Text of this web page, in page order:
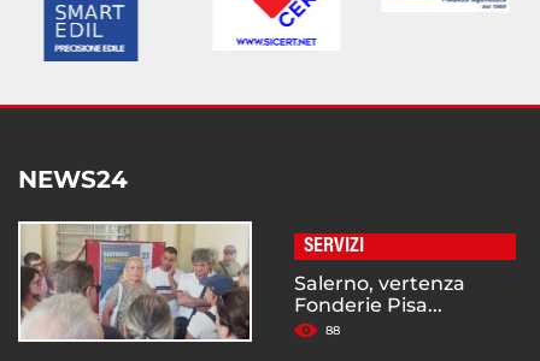
NEWS24
SERVIZI
Salerno, vertenza
Fonderie Pisa...
88